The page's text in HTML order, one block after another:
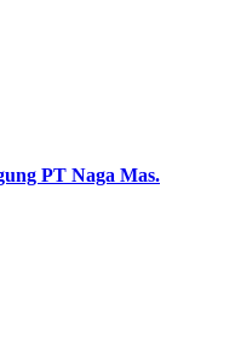
PT Naga Mas.